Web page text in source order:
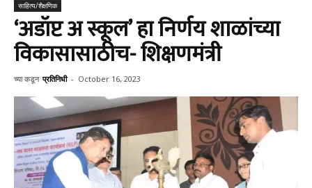
साहित्य/शैक्षणिक
‘अडॉप्ट अ स्कूल’ हा निर्णय शाळांच्या
विकासासाठीच- शिक्षणमंत्री
च्या कडून प्रतिनिधी - October 16, 2023